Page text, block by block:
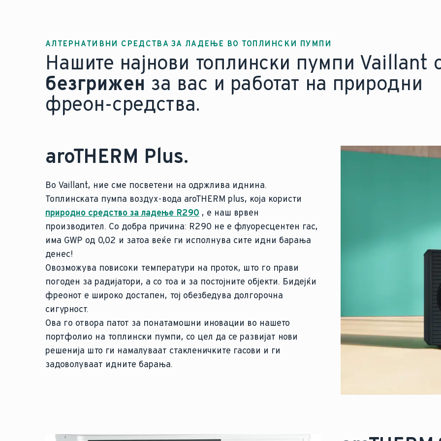
АЛТЕРНАТИВНИ СРЕДСТВА ЗА ЛАДЕЊЕ ВО ТОПЛИНСКИ ПУМПИ
Нашите најнови топлински пумпи Vaillant
безгрижен за вас и работат на природни
фреон-средства.
aroTHERM Plus.
Во Vaillant, ние сме посветени на одржлива иднина.
Топлинската пумпа воздух-вода aroTHERM plus, која користи
природно средство за ладење R290 , е наш врвен
производител. Со добра причина: R290 не е флуоресцентен гас,
има GWP од 0,02 и затоа веќе ги исполнува сите идни барања
денес!
Овозможува повисоки температури на проток, што го прави
погоден за радијатори, а со тоа и за постојните објекти. Бидејќи
фреонот е широко достапен, тој обезбедува долгорочна
сигурност.
Ова го отвора патот за понатамошни иновации во нашето
портфолио на топлински пумпи, со цел да се развијат нови
решенија што ги намалуваат стакленичките гасови и ги
задоволуваат идните барања.